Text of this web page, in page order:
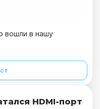
вошли в нашу
HDMI-порт